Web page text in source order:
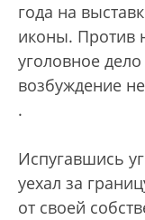
года на
иконы. Против
уголовное
возбуждение
.
Испугавшись
уехал за
от своей